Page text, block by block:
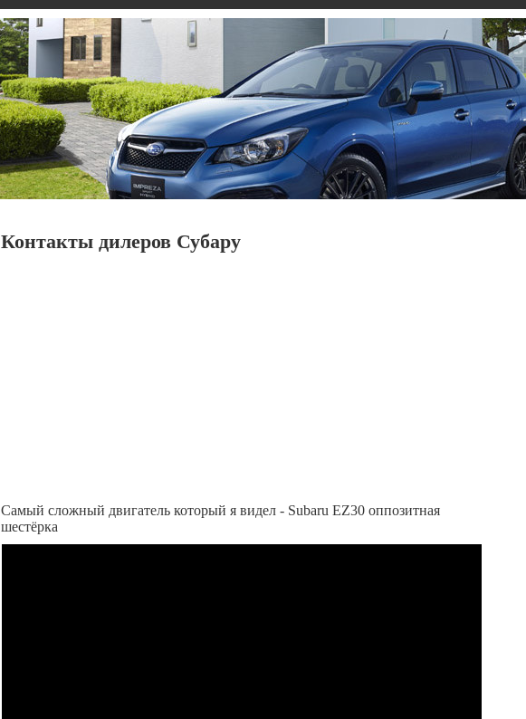
Контакты дилеров Субару
Самый сложный двигатель который я видел - Subaru EZ30 оппозитная
шестёрка